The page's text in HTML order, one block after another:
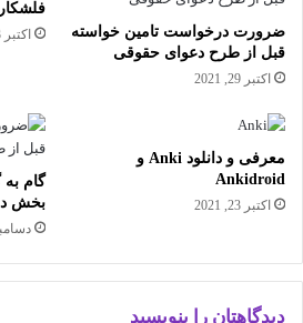
ضرورت درخواست تامین خواسته
قبل از طرح دعوای حقوقی
اکتبر 29, 2021
اکتبر 23, 2021
معرفی و دانلود Anki و
Ankidroid
اکتبر 23, 2021
گام به
بخش
دسامبر 3,
دیدگاهتان را بنویسید